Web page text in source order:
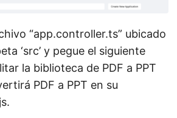
“app.controller.ts” ubicado
‘src’ y pegue el siguiente
la biblioteca de PDF a PPT
PDF a PPT en su